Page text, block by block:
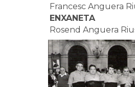
Francesc Anguera
ENXANETA
Rosend Anguera